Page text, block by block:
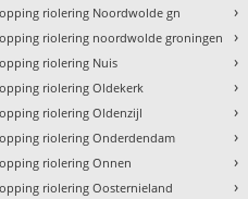
riolering Noordwolde gn
riolering noordwolde groningen
riolering Nuis
riolering Oldekerk
riolering Oldenzijl
riolering Onderdendam
riolering Onnen
riolering Oosternieland
›
›
›
›
›
›
›
›